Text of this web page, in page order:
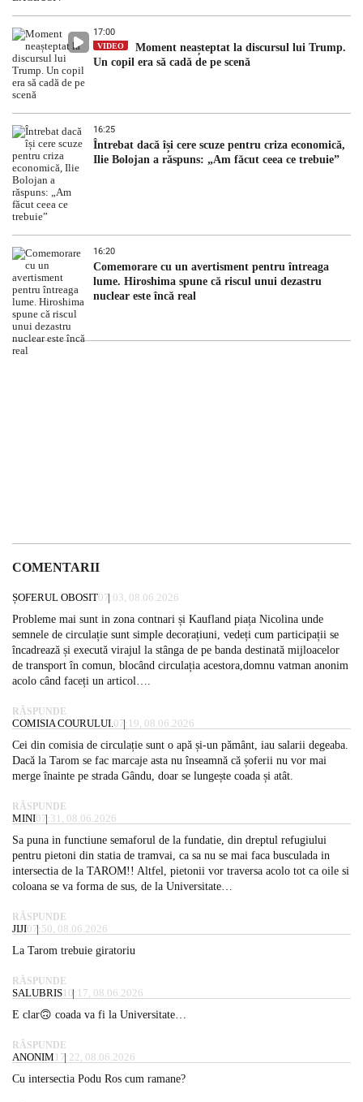
17:00
VIDEO
Moment neașteptat la discursul lui Trump.
Un copil era să cadă de pe scenă
16:25
Întrebat dacă își cere scuze pentru criza economică,
Ilie Bolojan a răspuns: „Am făcut ceea ce trebuie”
16:20
Comemorare cu un avertisment pentru întreaga
lume. Hiroshima spune că riscul unui dezastru
nuclear este încă real
COMENTARII
ȘOFERUL OBOSIT07:03, 08.06.2026
Probleme mai sunt in zona contnari și Kaufland piața Nicolina unde
semnele de circulație sunt simple decorațiuni, vedeți cum participații se
încadrează și execută virajul la stânga de pe banda destinată mijloacelor
de transport în comun, blocând circulația acestora,domnu vatman anonim
acolo când faceți un articol….
RĂSPUNDE
COMISIA COURULUI. 07:19, 08.06.2026
Cei din comisia de circulație sunt o apă și-un pământ, iau salarii degeaba.
Dacă la Tarom se fac marcaje asta nu înseamnă că șoferii nu vor mai
merge înainte pe strada Gându, doar se lungește coada și atât.
RĂSPUNDE
MINI07:31, 08.06.2026
Sa puna in functiune semaforul de la fundatie, din dreptul refugiului
pentru pietoni din statia de tramvai, ca sa nu se mai faca busculada in
intersectia de la TAROM!! Altfel, pietonii vor traversa acolo tot ca oile si
coloana se va forma de sus, de la Universitate…
RĂSPUNDE
JIJI07:50, 08.06.2026
La Tarom trebuie giratoriu
RĂSPUNDE
SALUBRIS10:17, 08.06.2026
E clar🙃 coada va fi la Universitate…
RĂSPUNDE
ANONIM 17:22, 08.06.2026
Cu intersectia Podu Ros cum ramane?